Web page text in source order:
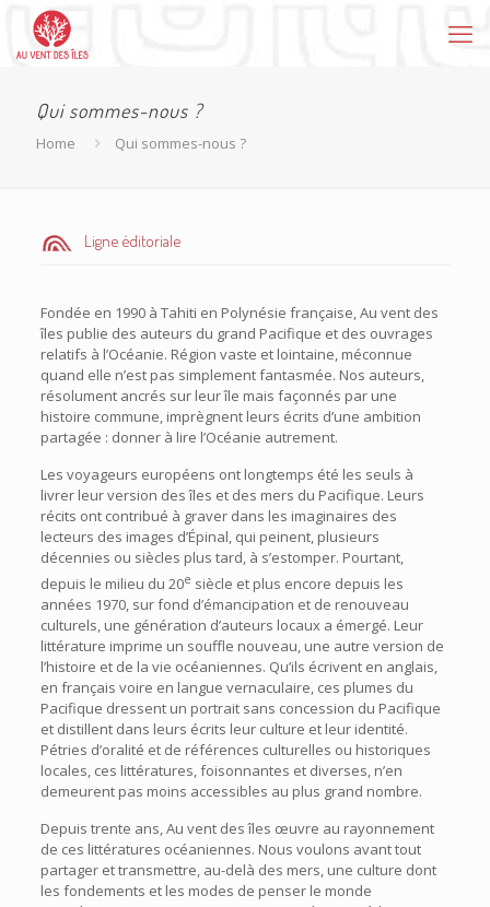
Qui sommes-nous ?
Home Qui sommes-nous ?
Ligne éditoriale
Fondée en 1990 à Tahiti en Polynésie française, Au vent des
îles publie des auteurs du grand Pacifique et des ouvrages
relatifs à l’Océanie. Région vaste et lointaine, méconnue
quand elle n’est pas simplement fantasmée. Nos auteurs,
résolument ancrés sur leur île mais façonnés par une
histoire commune, imprègnent leurs écrits d’une ambition
partagée : donner à lire l’Océanie autrement.
Les voyageurs européens ont longtemps été les seuls à
livrer leur version des îles et des mers du Pacifique. Leurs
récits ont contribué à graver dans les imaginaires des
lecteurs des images d’Épinal, qui peinent, plusieurs
décennies ou siècles plus tard, à s’estomper. Pourtant,
depuis le milieu du 20e siècle et plus encore depuis les
années 1970, sur fond d’émancipation et de renouveau
culturels, une génération d’auteurs locaux a émergé. Leur
littérature imprime un souffle nouveau, une autre version de
l’histoire et de la vie océaniennes. Qu’ils écrivent en anglais,
en français voire en langue vernaculaire, ces plumes du
Pacifique dressent un portrait sans concession du Pacifique
et distillent dans leurs écrits leur culture et leur identité.
Pétries d’oralité et de références culturelles ou historiques
locales, ces littératures, foisonnantes et diverses, n’en
demeurent pas moins accessibles au plus grand nombre.
Depuis trente ans, Au vent des îles œuvre au rayonnement
de ces littératures océaniennes. Nous voulons avant tout
partager et transmettre, au-delà des mers, une culture dont
les fondements et les modes de penser le monde